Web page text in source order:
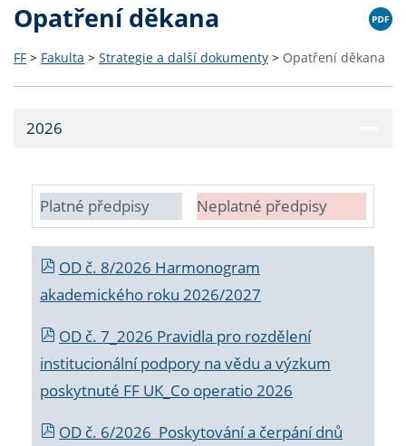
Opatření děkana
FF > Fakulta > Strategie a další dokumenty > Opatření děkana
2026
Platné předpisy Neplatné předpisy
OD č. 8/2026 Harmonogram
akademického roku 2026/2027
OD č. 7_2026 Pravidla pro rozdělení
institucionální podpory na vědu a výzkum
poskytnuté FF UK_Co operatio 2026
OD č. 6/2026 Poskytování a čerpání dnů